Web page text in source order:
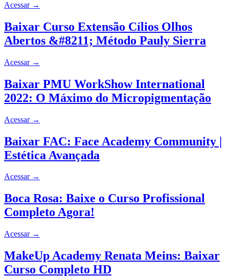
Acessar →
Baixar Curso Extensão Cílios Olhos
Abertos &#8211; Método Pauly Sierra
Acessar →
Baixar PMU WorkShow International
2022: O Máximo do Micropigmentação
Acessar →
Baixar FAC: Face Academy Community |
Estética Avançada
Acessar →
Boca Rosa: Baixe o Curso Profissional
Completo Agora!
Acessar →
MakeUp Academy Renata Meins: Baixar
Curso Completo HD